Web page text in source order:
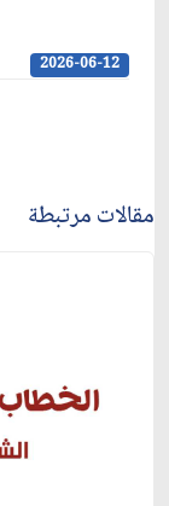
2026-06-12
مقالات مرتبطة